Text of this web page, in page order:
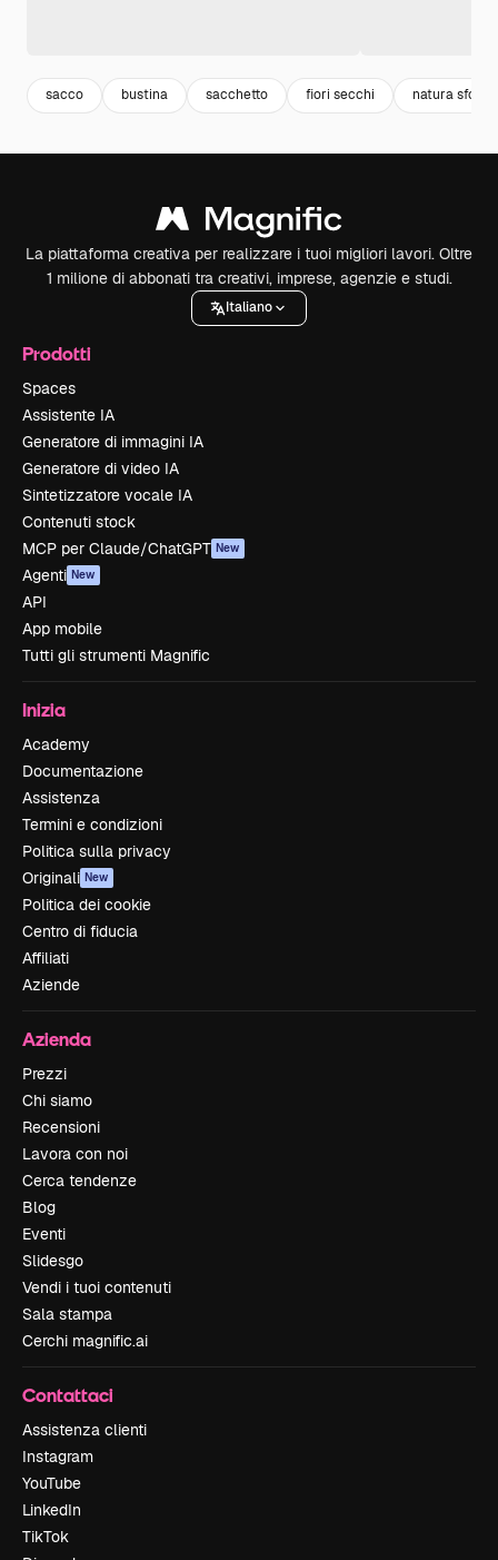
sacco bustina sacchetto fiori secchi natura sfondo
La piattaforma creativa per realizzare i tuoi migliori lavori. Oltre
1 milione di abbonati tra creativi, imprese, agenzie e studi.
Italiano
Prodotti
Spaces
Assistente IA
Generatore di immagini IA
Generatore di video IA
Sintetizzatore vocale IA
Contenuti stock
MCP per Claude/ChatGPT New
Agenti New
API
App mobile
Tutti gli strumenti Magnific
Inizia
Academy
Documentazione
Assistenza
Termini e condizioni
Politica sulla privacy
Originali New
Politica dei cookie
Centro di fiducia
Affiliati
Aziende
Azienda
Prezzi
Chi siamo
Recensioni
Lavora con noi
Cerca tendenze
Blog
Eventi
Slidesgo
Vendi i tuoi contenuti
Sala stampa
Cerchi magnific.ai
Contattaci
Assistenza clienti
Instagram
YouTube
LinkedIn
TikTok